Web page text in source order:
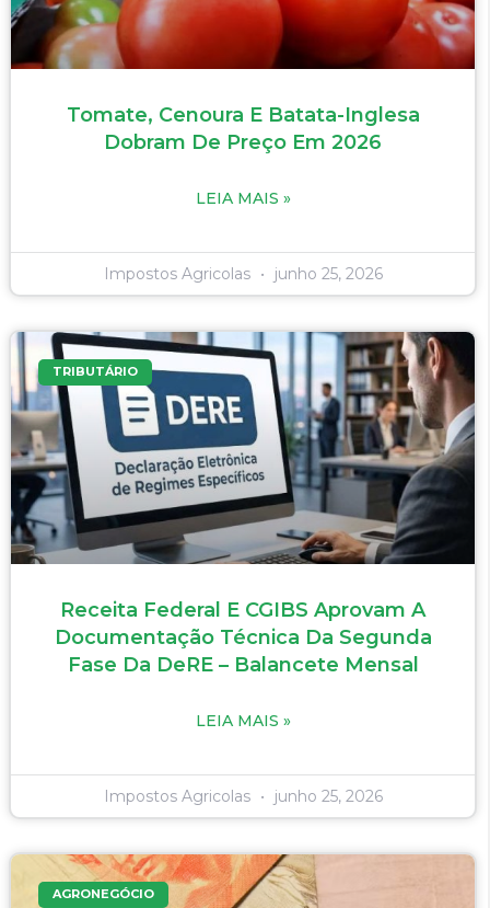
Tomate, Cenoura E Batata-Inglesa
Dobram De Preço Em 2026
LEIA MAIS »
Impostos Agricolas junho 25, 2026
TRIBUTÁRIO
Receita Federal E CGIBS Aprovam A
Documentação Técnica Da Segunda
Fase Da DeRE – Balancete Mensal
LEIA MAIS »
Impostos Agricolas junho 25, 2026
AGRONEGÓCIO